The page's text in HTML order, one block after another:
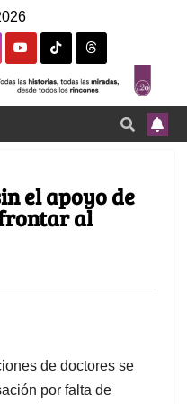
el apoyo de
al
de doctores se
por falta de